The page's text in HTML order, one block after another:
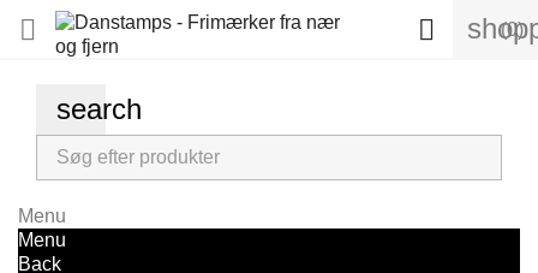
 (0)

search
Menu
Menu
Back